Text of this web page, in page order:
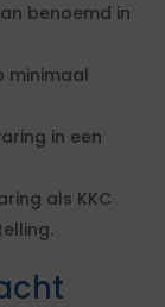
benoemd in
minimaal
in een
als KKC